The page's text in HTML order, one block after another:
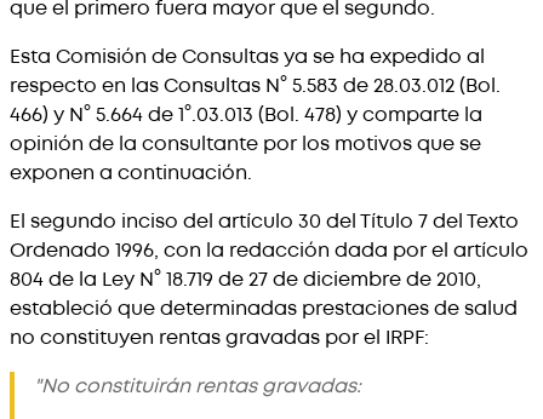
que el primero fuera mayor que el segundo.
Esta Comisión de Consultas ya se ha expedido al
respecto en las Consultas N° 5.583 de 28.03.012 (Bol.
466) y N° 5.664 de 1°.03.013 (Bol. 478) y comparte la
opinión de la consultante por los motivos que se
exponen a continuación.
El segundo inciso del artículo 30 del Título 7 del Texto
Ordenado 1996, con la redacción dada por el artículo
804 de la Ley N° 18.719 de 27 de diciembre de 2010,
estableció que determinadas prestaciones de salud
no constituyen rentas gravadas por el IRPF:
"No constituirán rentas gravadas: